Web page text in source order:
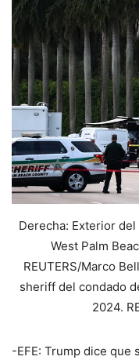
Derecha: Exterior
West Palm
REUTERS/Marco
sheriff del condado
2024.
-EFE: Trump dice que